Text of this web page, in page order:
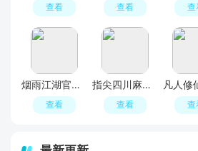
查看 查看 查
烟雨江湖官方正版
查看
指尖四川麻将官方正版
查看 查